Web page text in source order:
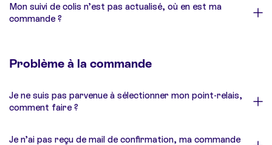
Mon suivi de colis n’est pas actualisé, où en est ma
commande ?
Problème à la commande
Je ne suis pas parvenue à sélectionner mon point-relais,
comment faire ?
Je n’ai pas reçu de mail de confirmation, ma commande